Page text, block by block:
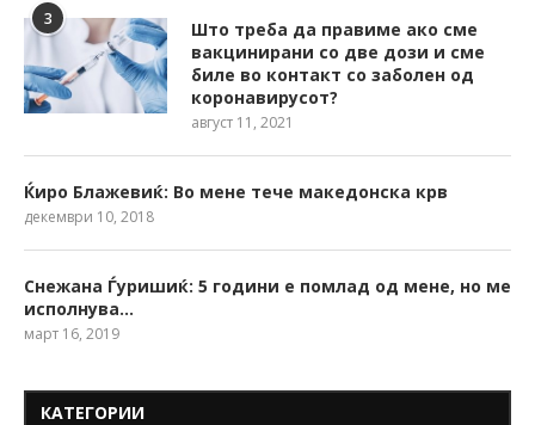
3
Што треба да правиме ако сме
вакцинирани со две дози и сме
биле во контакт со заболен од
коронавирусот?
август 11, 2021
Ќиро Блажевиќ: Во мене тече македонска крв
декември 10, 2018
Снежана Ѓуришиќ: 5 години е помлад од мене, но ме
исполнува…
март 16, 2019
КАТЕГОРИИ